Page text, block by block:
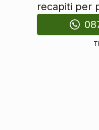
Fissaggi isofix
Sistemi di
Indicatore cambio
recapiti per